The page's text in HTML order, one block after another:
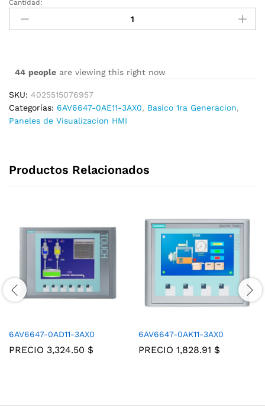
6AV6647-
0AE11-
3AX0
Cantidad:
44 people are viewing this right now
SKU: 4025515076957
Categorías: 6AV6647-0AE11-3AX0, Basico 1ra Generacion,
Paneles de Visualizacion HMI
Productos Relacionados
6AV6647-0AD11-3AX0
PRECIO 3,324.50 $
6AV6647-0AK11-3AX0
PRECIO 1,828.91 $